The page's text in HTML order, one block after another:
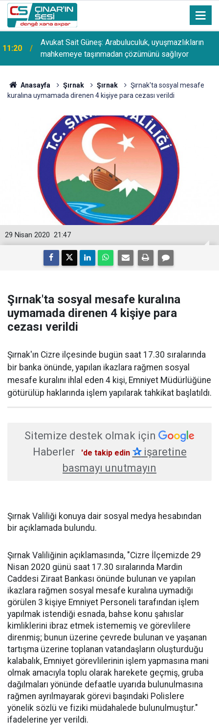
11:20
Avukat Sait Güneş: Arabuluculuk, uyuşmazlıkların
mahkemeye taşınmadan çözümünü sağlıyor
Anasayfa Şırnak Şırnak
Şırnak'ta sosyal mesafe
kuralına uymamada direnen 4 kişiye para cezası verildi
21:47
29 Nisan 2020
Şırnak'ta sosyal mesafe kuralına
uymamada direnen 4 kişiye para
cezası verildi
Şırnak'ın Cizre ilçesinde bugün saat 17.30 sıralarında
bir banka önünde, yapılan ikazlara rağmen sosyal
mesafe kuralını ihlal eden 4 kişi, Emniyet Müdürlüğüne
götürülüp haklarında işlem yapılarak tahkikat başlatıldı.
Sitemize destek olmak için
Haberler
'de takip edin ✰işaretine
basmayı unutmayın
Şırnak Valiliği konuya dair sosyal medya hesabından
bir açıklamada bulundu.
Şırnak Valiliğinin açıklamasında, "Cizre İlçemizde 29
Nisan 2020 günü saat 17.30 sıralarında Mardin
Caddesi Ziraat Bankası önünde bulunan ve yapılan
ikazlara rağmen sosyal mesafe kuralına uymadığı
görülen 3 kişiye Emniyet Personeli tarafından işlem
yapılmak istendiği esnada, bahse konu şahıslar
kimliklerini ibraz etmek istememiş ve görevlilere
direnmiş; bunun üzerine çevrede bulunan ve yaşanan
tartışma üzerine toplanan vatandaşların oluşturduğu
kalabalık, Emniyet görevlilerinin işlem yapmasına mani
olmak amacıyla toplu olarak harekete geçmiş, gruba
dağılmaları yönünde defaatle uyarıda bulunulmasına
rağmen ayrılmayarak görevi başındaki Polislere
yönelik sözlü ve fiziki müdahalede bulunulmuştur."
ifadelerine yer verildi.